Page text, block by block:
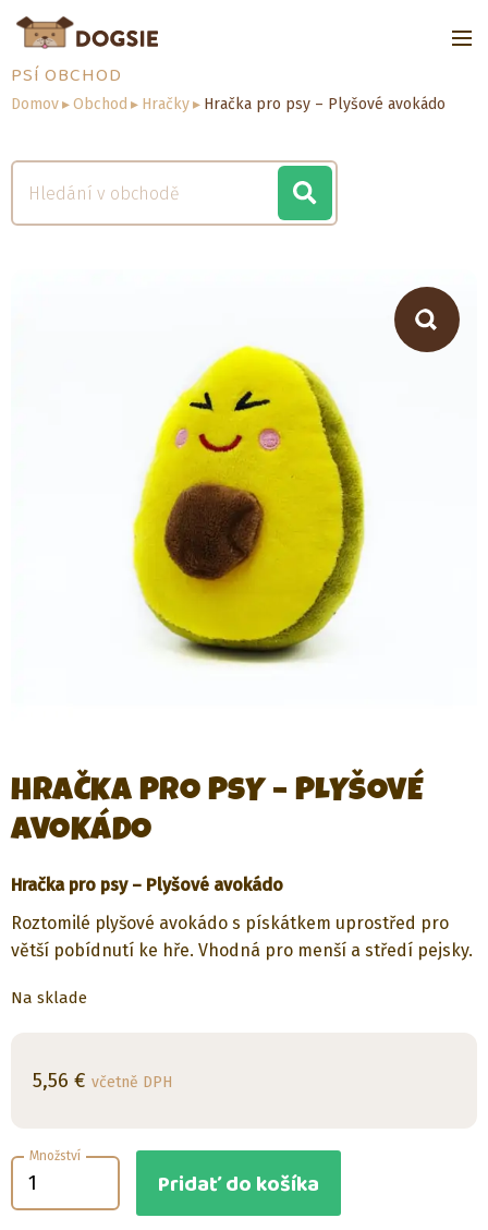
PSÍ OBCHOD
Domov▸Obchod ▸ Hračky▸ Hračka pro psy – Plyšové avokádo
HRAČKA PRO PSY – PLYŠOVÉ
AVOKÁDO
Hračka pro psy – Plyšové avokádo
Roztomilé plyšové avokádo s pískátkem uprostřed pro
větší pobídnutí ke hře. Vhodná pro menší a středí pejsky.
Na sklade
5,56 € včetně DPH
Množství
Pridať do košíka